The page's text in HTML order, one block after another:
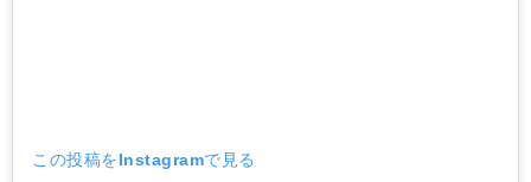
この投稿をInstagramで見る